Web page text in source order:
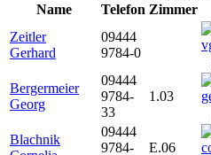
Name
Telefon Zimmer
Zeitler
Gerhard
09444
9784-0
Bergermeier
Georg
09444
9784-
33
1.03
Blachnik
09444
9784-
E.06